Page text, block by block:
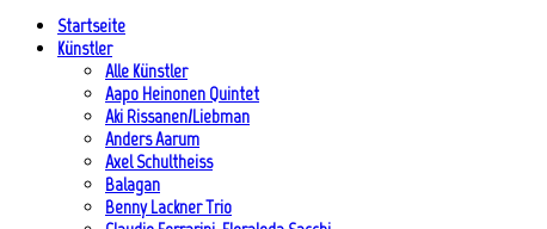
Startseite
Künstler
Alle Künstler
Aapo Heinonen Quintet
Aki Rissanen/Liebman
Anders Aarum
Axel Schultheiss
Balagan
Benny Lackner Trio